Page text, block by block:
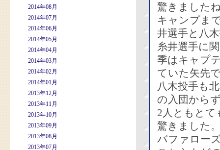
2014年08月
2014年07月
2014年06月
2014年05月
2014年04月
2014年03月
2014年02月
2014年01月
2013年12月
2013年11月
2013年10月
2013年09月
2013年08月
2013年07月
驚きました
キャンプま
井選手と八
糸井選手に
季はキャプ
ていた矢先
八木投手も
の入団から
2人ともとて
驚きました
バファロー